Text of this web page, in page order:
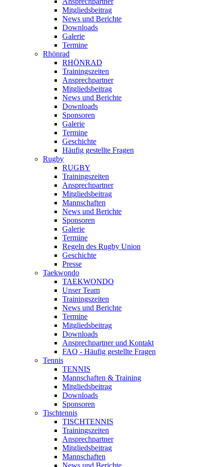
Mitgliedsbeitrag
News und Berichte
Downloads
Galerie
Termine
Rhönrad
RHÖNRAD
Trainingszeiten
Ansprechpartner
Mitgliedsbeitrag
News und Berichte
Downloads
Sponsoren
Galerie
Termine
Geschichte
Häufig gestellte Fragen
Rugby
RUGBY
Trainingszeiten
Ansprechpartner
Mitgliedsbeitrag
Mannschaften
News und Berichte
Sponsoren
Galerie
Termine
Regeln des Rugby Union
Geschichte
Presse
Taekwondo
TAEKWONDO
Unser Team
Trainingszeiten
News und Berichte
Termine
Mitgliedsbeitrag
Downloads
Ansprechpartner und Kontakt
FAQ - Häufig gestellte Fragen
Tennis
TENNIS
Mannschaften & Training
Mitgliedsbeitrag
Downloads
Sponsoren
Tischtennis
TISCHTENNIS
Trainingszeiten
Ansprechpartner
Mitgliedsbeitrag
Mannschaften
News und Berichte